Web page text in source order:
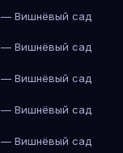
— Вишнёвый сад
— Вишнёвый сад
— Вишнёвый сад
— Вишнёвый сад
— Вишнёвый сад